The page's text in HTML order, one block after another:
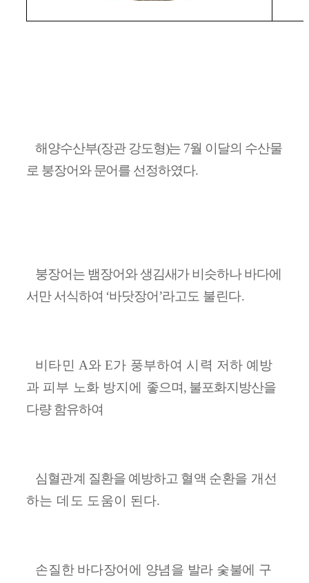
해양수산부(장관 강도형)는 7월 이달의 수산물
로 붕장어와 문어를 선정하였다.
붕장어는 뱀장어와 생김새가 비슷하나 바다에
서만 서식하여 ‘바닷장어’라고도 불린다.
비타민 A와E가 풍부하여 시력 저하 예방
과 피부 노화 방지에 좋으며, 불포화지방산을
다량 함유하여
심혈관계 질환을 예방하고 혈액 순환을 개선
하는 데도 도움이 된다.
손질한 바다장어에 양념을 발라 숯불에 구